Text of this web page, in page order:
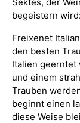
begeistern
Freixenet
den besten
Italien geerntet
und einem
Trauben
beginnt einen
diese Weise